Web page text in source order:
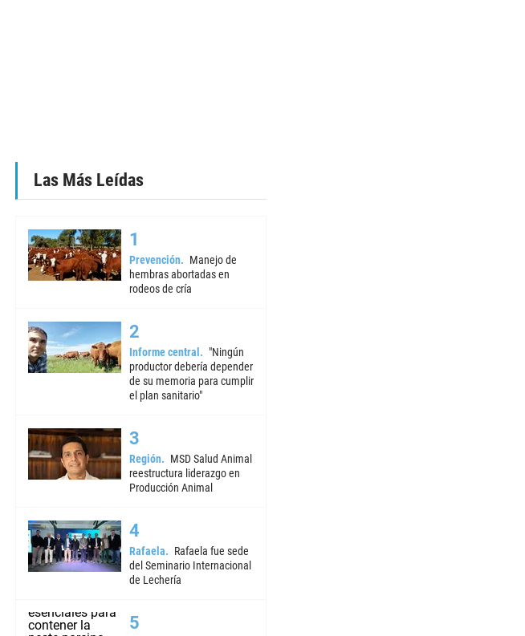
Las Más Leídas
Prevención
Manejo de
hembras abortadas en
rodeos de cría
Informe central
"Ningún
productor debería depender
de su memoria para cumplir
el plan sanitario"
Región
MSD Salud Animal
reestructura liderazgo en
Producción Animal
Rafaela
Rafaela fue sede
del Seminario Internacional
de Lechería